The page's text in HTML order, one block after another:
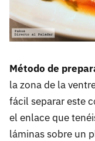
Método de
la zona de la
fácil separar este
el enlace que
láminas sobre un